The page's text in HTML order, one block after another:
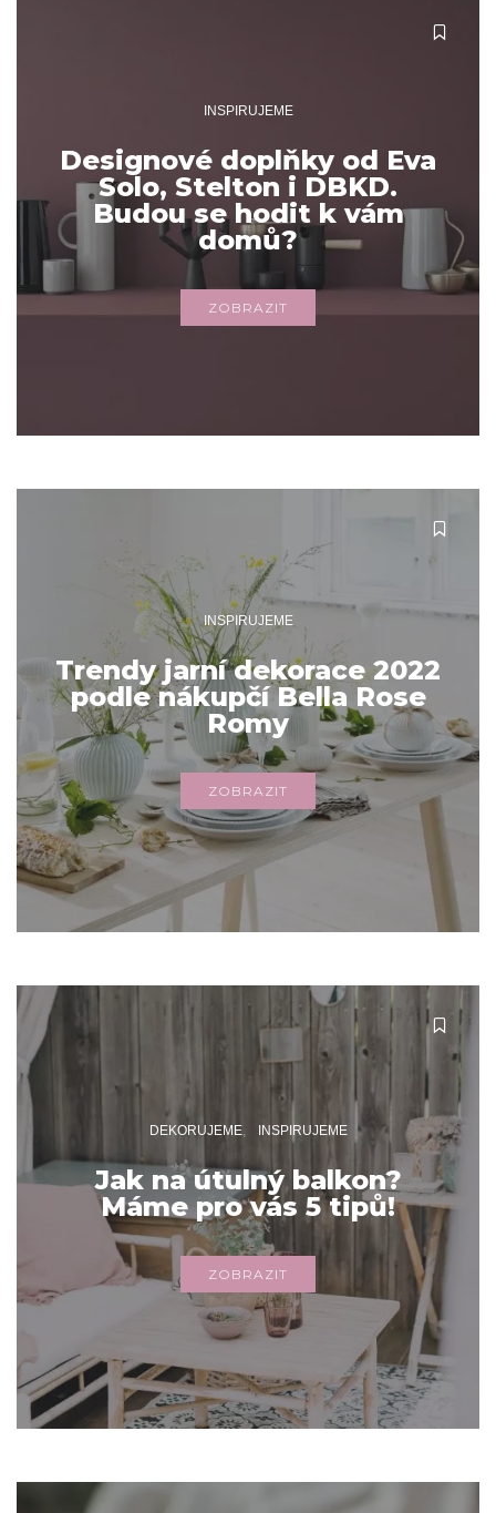
INSPIRUJEME
Designové doplňky od Eva
Solo, Stelton i DBKD.
Budou se hodit k vám
domů?
ZOBRAZIT
INSPIRUJEME
Trendy jarní dekorace 2022
podle nákupčí Bella Rose
Romy
ZOBRAZIT
DEKORUJEME INSPIRUJEME
Jak na útulný balkon?
Máme pro vás 5 tipů!
ZOBRAZIT